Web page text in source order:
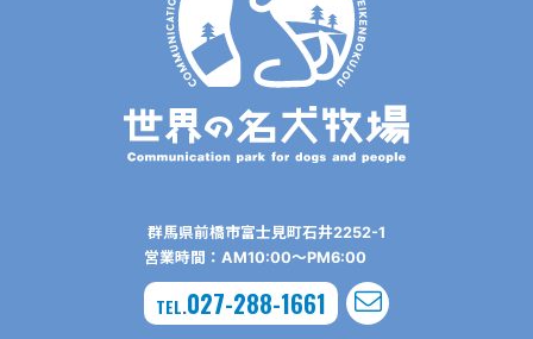
群⾺県前橋市富⼠⾒町⽯井2252-1
営業時間：AM10:00〜PM6:00
TEL.027-288-1661